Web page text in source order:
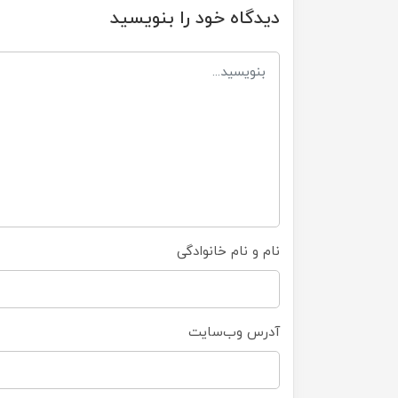
دیدگاه خود را بنویسید
نام و نام خانوادگی
آدرس وب‌سایت